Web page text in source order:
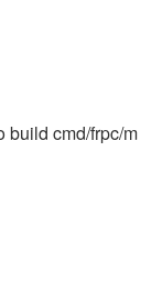
build cmd/frpc/m